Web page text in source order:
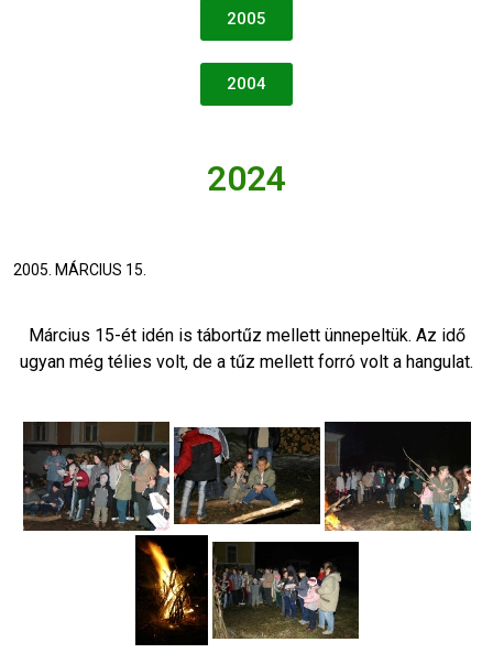
2005
2004
2024
2005. MÁRCIUS 15.
Március 15-ét idén is tábortűz mellett ünnepeltük. Az idő
ugyan még télies volt, de a tűz mellett forró volt a hangulat.